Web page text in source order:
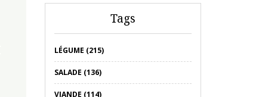
Tags
LÉGUME (215)
SALADE (136)
VIANDE (114)